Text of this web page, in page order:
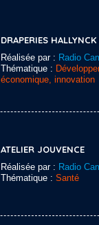
DRAPERIES
Réalisée par : Radio
Thématique :
économique, innovation
ATELIER JOUVENCE
Réalisée par : Radio
Thématique : Santé